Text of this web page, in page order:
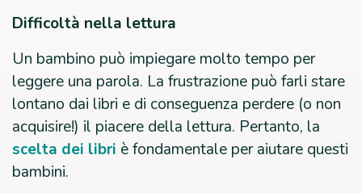
Difficoltà nella lettura
Un bambino può impiegare molto tempo per
leggere una parola. La frustrazione può farli stare
lontano dai libri e di conseguenza perdere (o non
acquisire!) il piacere della lettura. Pertanto, la
scelta dei libri è fondamentale per aiutare questi
bambini.